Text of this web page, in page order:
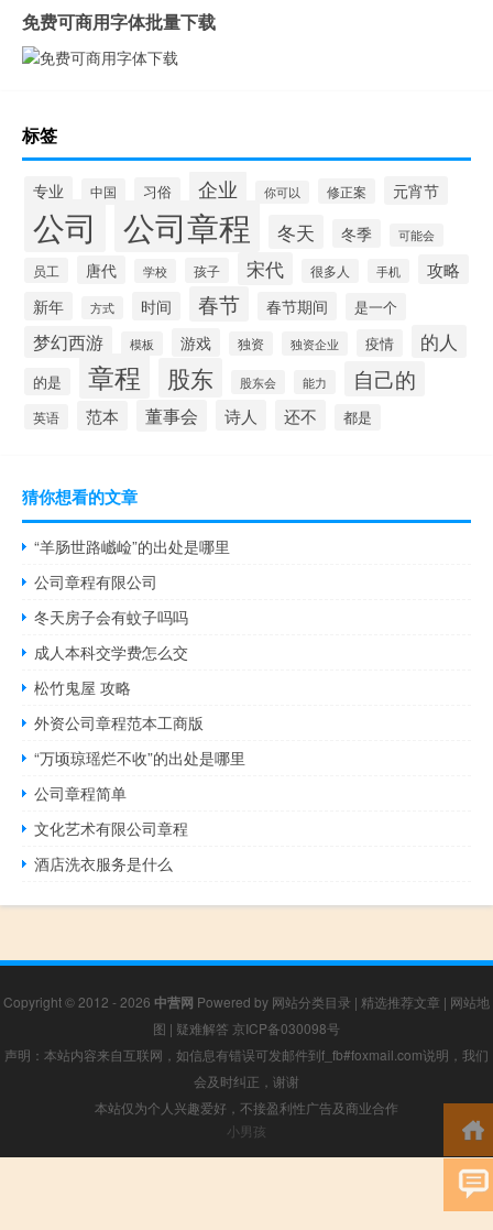
免费可商用字体批量下载
标签
专业 中国 习俗 企业 你可以 修正案 元宵节
公司 公司章程 冬天 冬季 可能会
员工 唐代 学校 孩子 宋代 很多人 手机 攻略
新年 方式 时间 春节 春节期间 是一个
梦幻西游 模板 游戏 独资 独资企业 疫情 的人
的是 章程 股东 股东会 能力 自己的
英语 范本 董事会 诗人 还不 都是
猜你想看的文章
“羊肠世路巇崄”的出处是哪里
公司章程有限公司
冬天房子会有蚊子吗吗
成人本科交学费怎么交
松竹鬼屋 攻略
外资公司章程范本工商版
“万顷琼瑶烂不收”的出处是哪里
公司章程简单
文化艺术有限公司章程
酒店洗衣服务是什么
Copyright © 2012 - 2026 中营网 Powered by 网站分类目录 | 精选推荐文章 | 网站地
图 | 疑难解答 京ICP备030098号
声明：本站内容来自互联网，如信息有错误可发邮件到f_fb#foxmail.com说明，我们
会及时纠正，谢谢
本站仅为个人兴趣爱好，不接盈利性广告及商业合作
小男孩